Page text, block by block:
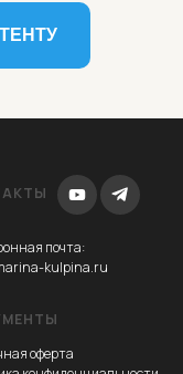
почта:
kulpina.ru
оферта